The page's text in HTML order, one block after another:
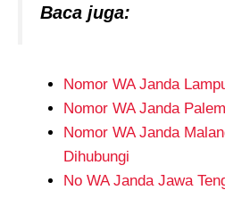
Baca juga:
Nomor WA Janda
Nomor WA Janda
Nomor WA Janda
Dihubungi
No WA Janda Jawa